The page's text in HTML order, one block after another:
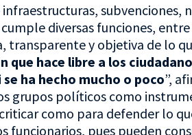
subvenciones,
diversas funciones,
transparente y objetiva de lo
que hace libre a los
ha hecho mucho o poco”,
grupos políticos como
como para defender lo
funcionarios, pues pueden